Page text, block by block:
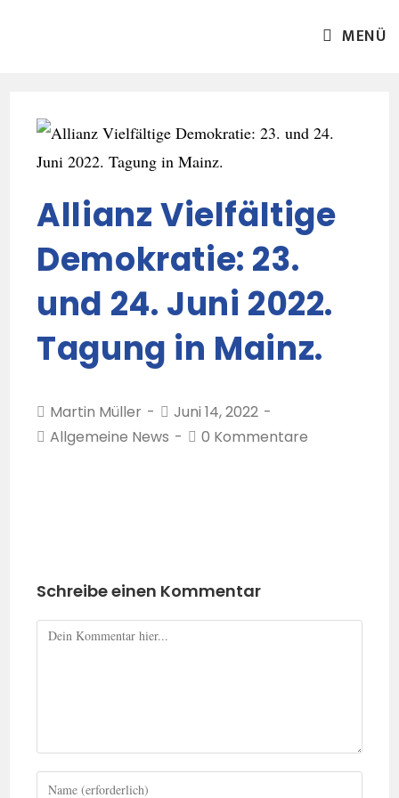
MENÜ
Allianz Vielfältige
Demokratie: 23.
und 24. Juni 2022.
Tagung in Mainz.
Martin Müller
Juni 14, 2022
Allgemeine News
0 Kommentare
Schreibe einen Kommentar